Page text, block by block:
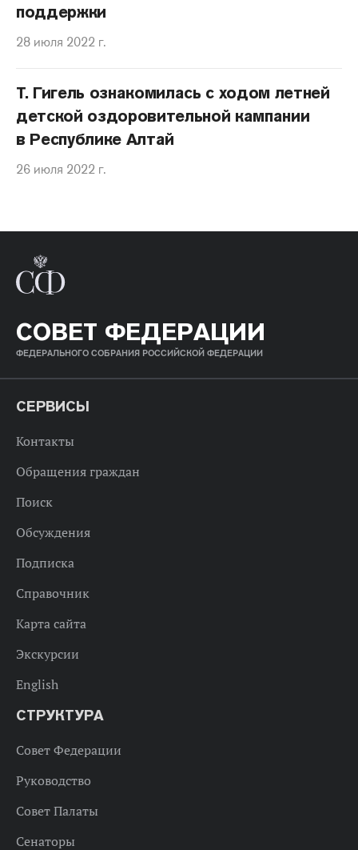
поддержки
28 июля 2022 г.
Т. Гигель ознакомилась с ходом летней
детской оздоровительной кампании
в Республике Алтай
26 июля 2022 г.
СОВЕТ ФЕДЕРАЦИИ
ФЕДЕРАЛЬНОГО СОБРАНИЯ РОССИЙСКОЙ ФЕДЕРАЦИИ
СЕРВИСЫ
Контакты
Обращения граждан
Поиск
Обсуждения
Подписка
Справочник
Карта сайта
Экскурсии
English
СТРУКТУРА
Совет Федерации
Руководство
Совет Палаты
Сенаторы